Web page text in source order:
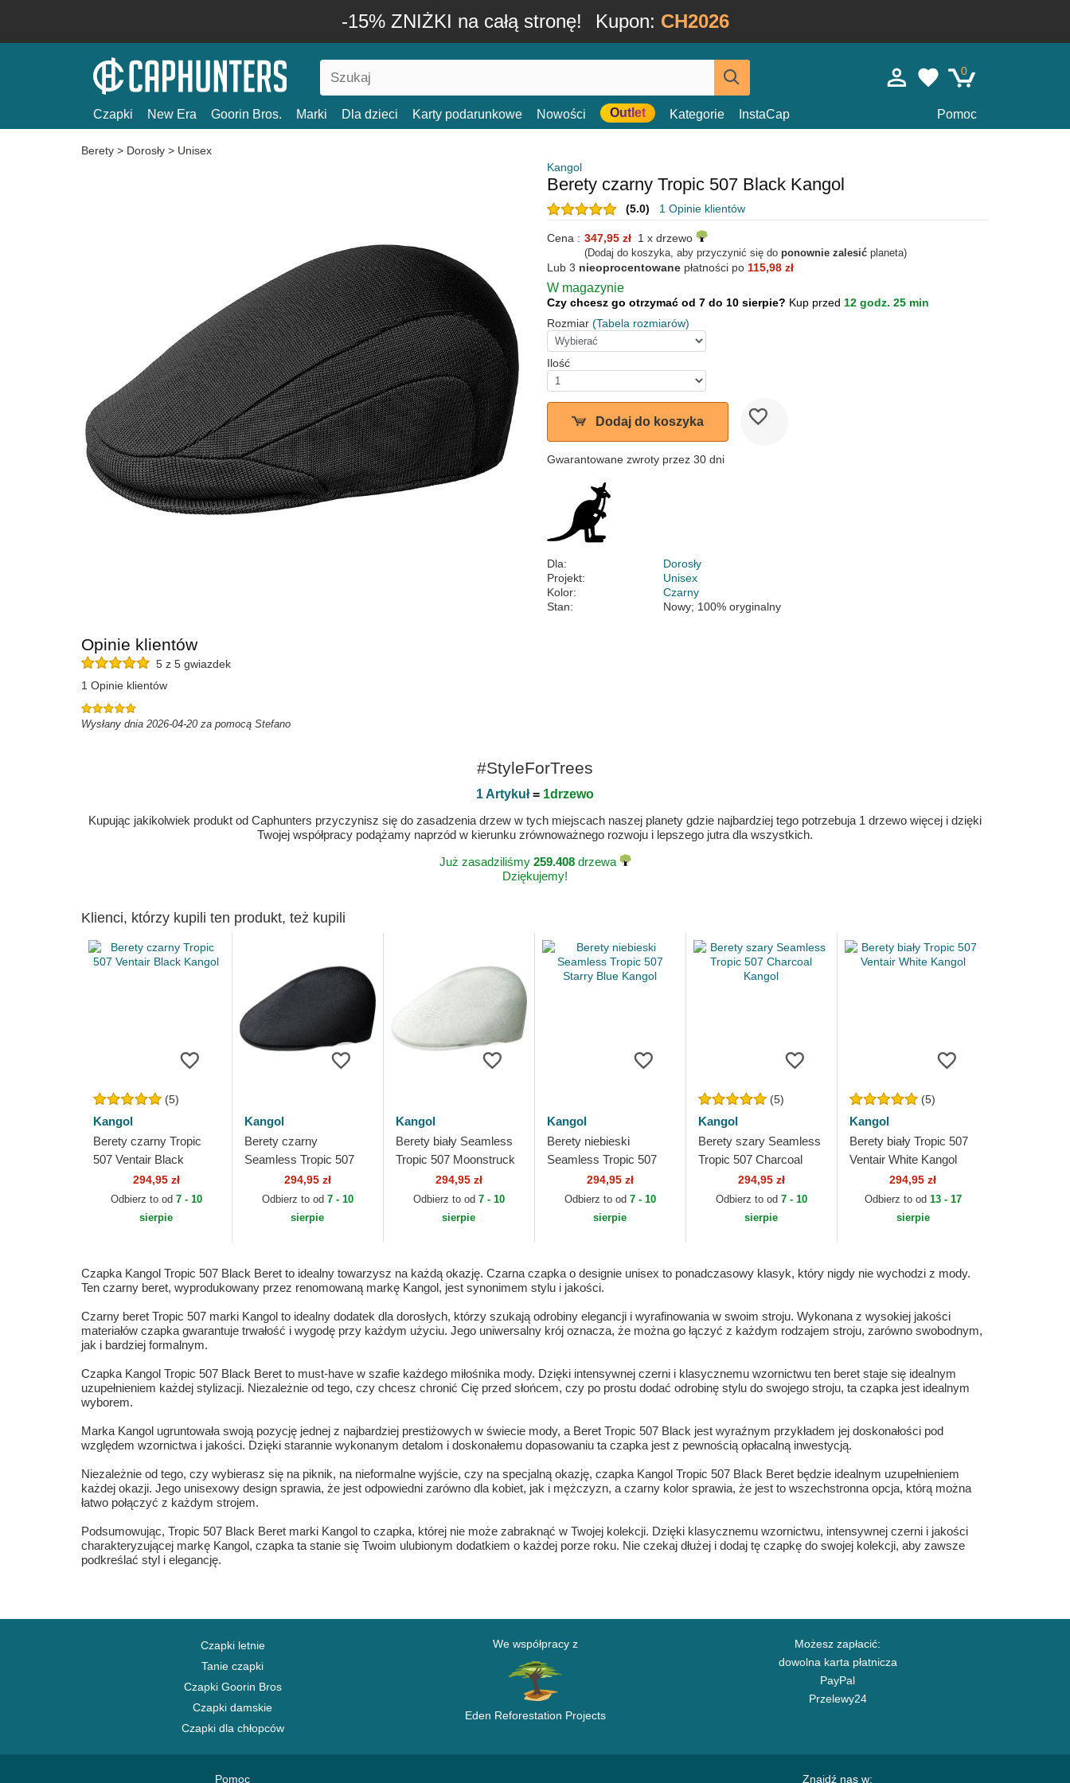
-15% ZNIŻKI na całą stronę! Kupon: CH2026
0
Czapki New Era Goorin Bros. Marki Dla dzieci Karty podarunkowe Nowości Outlet Kategorie InstaCap Pomoc
Berety > Dorosły > Unisex
Kangol
Berety czarny Tropic 507 Black Kangol
(5.0) 1 Opinie klientów
Cena : 347,95 zł 1 x drzewo
(Dodaj do koszyka, aby przyczynić się do ponownie zalesić planeta)
Lub 3 nieoprocentowane płatności po 115,98 zł
W magazynie
Czy chcesz go otrzymać od 7 do 10 sierpie? Kup przed 12 godz. 25 min
Rozmiar (Tabela rozmiarów)
Ilość
Dodaj do koszyka
Gwarantowane zwroty przez 30 dni
Dla:
Dorosły
Projekt:
Unisex
Kolor:
Czarny
Stan:
Nowy; 100% oryginalny
Opinie klientów
5 z 5 gwiazdek
1 Opinie klientów
Wysłany dnia 2026-04-20 za pomocą Stefano
#StyleForTrees
1 Artykuł= 1drzewo
Kupując jakikolwiek produkt od Caphunters przyczynisz się do zasadzenia drzew w tych miejscach naszej planety gdzie najbardziej tego potrzebuja 1 drzewo więcej i dzięki
Twojej współpracy podążamy naprzód w kierunku zrównoważnego rozwoju i lepszego jutra dla wszystkich.
Już zasadziliśmy 259.408drzewa
Dziękujemy!
Klienci, którzy kupili ten produkt, też kupili
(5)
Kangol
Berety czarny Tropic
507 Ventair Black
294,95 zł
Odbierz to od 7 - 10
sierpie
Kangol
Berety czarny
Seamless Tropic 507
Black Kangol
294,95 zł
Odbierz to od 7 - 10
sierpie
Kangol
Berety biały Seamless
Tropic 507 Moonstruck
294,95 zł
Odbierz to od 7 - 10
sierpie
Kangol
Berety niebieski
Seamless Tropic 507
Starry Blue Kangol
294,95 zł
Odbierz to od 7 - 10
sierpie
(5)
Kangol
Berety szary Seamless
Tropic 507 Charcoal
294,95 zł
Odbierz to od 7 - 10
sierpie
(5)
Kangol
Berety biały Tropic 507
Ventair White Kangol
294,95 zł
Odbierz to od 13 - 17
sierpie
Czapka Kangol Tropic 507 Black Beret to idealny towarzysz na każdą okazję. Czarna czapka o designie unisex to ponadczasowy klasyk, który nigdy nie wychodzi z mody.
Ten czarny beret, wyprodukowany przez renomowaną markę Kangol, jest synonimem stylu i jakości.
Czarny beret Tropic 507 marki Kangol to idealny dodatek dla dorosłych, którzy szukają odrobiny elegancji i wyrafinowania w swoim stroju. Wykonana z wysokiej jakości
materiałów czapka gwarantuje trwałość i wygodę przy każdym użyciu. Jego uniwersalny krój oznacza, że można go łączyć z każdym rodzajem stroju, zarówno swobodnym,
jak i bardziej formalnym.
Czapka Kangol Tropic 507 Black Beret to must-have w szafie każdego miłośnika mody. Dzięki intensywnej czerni i klasycznemu wzornictwu ten beret staje się idealnym
uzupełnieniem każdej stylizacji. Niezależnie od tego, czy chcesz chronić Cię przed słońcem, czy po prostu dodać odrobinę stylu do swojego stroju, ta czapka jest idealnym
wyborem.
Marka Kangol ugruntowała swoją pozycję jednej z najbardziej prestiżowych w świecie mody, a Beret Tropic 507 Black jest wyraźnym przykładem jej doskonałości pod
względem wzornictwa i jakości. Dzięki starannie wykonanym detalom i doskonałemu dopasowaniu ta czapka jest z pewnością opłacalną inwestycją.
Niezależnie od tego, czy wybierasz się na piknik, na nieformalne wyjście, czy na specjalną okazję, czapka Kangol Tropic 507 Black Beret będzie idealnym uzupełnieniem
każdej okazji. Jego unisexowy design sprawia, że jest odpowiedni zarówno dla kobiet, jak i mężczyzn, a czarny kolor sprawia, że jest to wszechstronna opcja, którą można
łatwo połączyć z każdym strojem.
Podsumowując, Tropic 507 Black Beret marki Kangol to czapka, której nie może zabraknąć w Twojej kolekcji. Dzięki klasycznemu wzornictwu, intensywnej czerni i jakości
charakteryzującej markę Kangol, czapka ta stanie się Twoim ulubionym dodatkiem o każdej porze roku. Nie czekaj dłużej i dodaj tę czapkę do swojej kolekcji, aby zawsze
podkreślać styl i elegancję.
Czapki letnie
Tanie czapki
Czapki Goorin Bros
Czapki damskie
Czapki dla chłopców
We współpracy z
Eden Reforestation Projects
Możesz zapłacić:
dowolna karta płatnicza
PayPal
Przelewy24
Pomoc Znajdź nas w: